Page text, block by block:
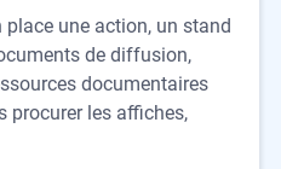
une action, un stand
de diffusion,
documentaires
procurer les affiches,